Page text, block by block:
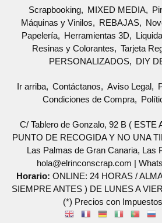
Scrapbooking MIXED MEDIA
Máquinas y Vinilos
REBAJAS
Papelería
Herramientas 3D
Resinas y Colorantes
Tarjeta
PERSONALIZADOS
DIY
Ir arriba Contáctanos Aviso Legal
Condiciones de Compra
C/ Tablero de Gonzalo, 92 B ( ESTE
PUNTO DE RECOGIDA Y NO UNA
Las Palmas de Gran Canaria, Las
hola@elrinconscrap.com |
Horario: ONLINE: 24 HORAS /
SIEMPRE ANTES ) DE LUNES A
(*) Precios con